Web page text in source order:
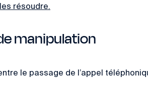
résoudre.
manipulation
le passage de l’appel